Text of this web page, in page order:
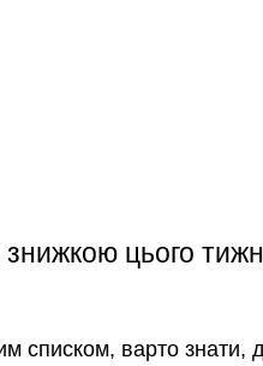
цього
списком, варто знати,